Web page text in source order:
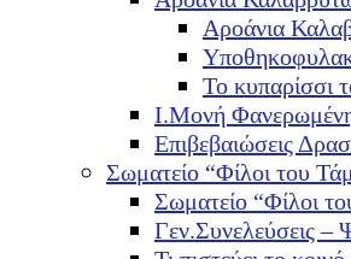
Αροάνια
Το κυπαρίσσι
Ι.Μονή
Επιβεβαιώσεις
Σωματείο “Φίλοι του
Σωματείο “Φίλοι
Γεν.Συνελεύσεις –